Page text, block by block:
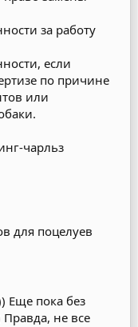
за работу
если
по причине
или
чарльз
для поцелуев
Еще пока без
не все